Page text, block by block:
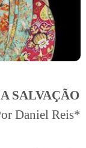
SALVAÇÃO
Daniel Reis*